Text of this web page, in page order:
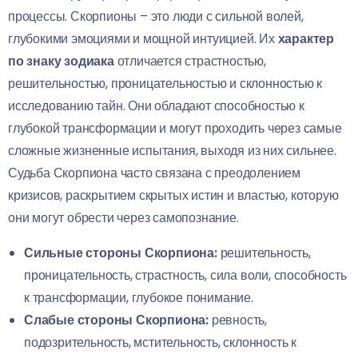
процессы. Скорпионы – это люди с сильной волей,
глубокими эмоциями и мощной интуицией. Иххарактер
по знаку зодиакаотличается страстностью,
решительностью, проницательностью и склонностью к
исследованию тайн. Они обладают способностью к
глубокой трансформации и могут проходить через самые
сложные жизненные испытания, выходя из них сильнее.
Судьба Скорпиона часто связана с преодолением
кризисов, раскрытием скрытых истин и властью, которую
они могут обрести через самопознание.
Сильные стороны Скорпиона:решительность,
проницательность, страстность, сила воли, способность
к трансформации, глубокое понимание.
Слабые стороны Скорпиона: ревность,
подозрительность, мстительность, склонность к